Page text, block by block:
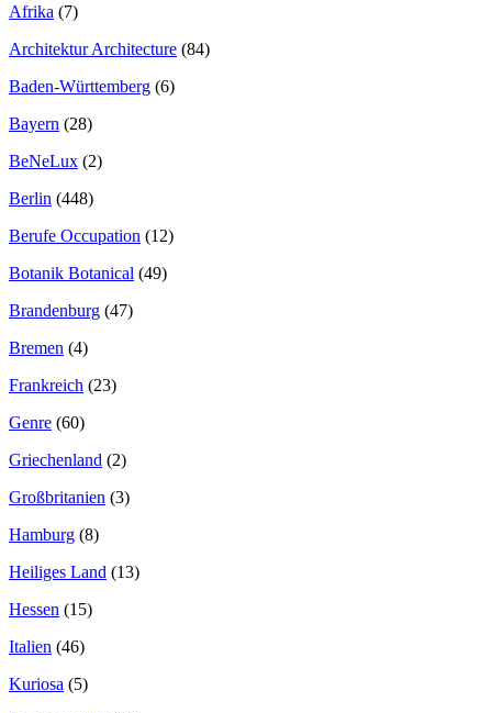
Afrika (7)
Architektur Architecture (84)
Baden-Württemberg (6)
Bayern (28)
BeNeLux (2)
Berlin (448)
Berufe Occupation (12)
Botanik Botanical (49)
Brandenburg (47)
Bremen (4)
Frankreich (23)
Genre (60)
Griechenland (2)
Großbritanien (3)
Hamburg (8)
Heiliges Land (13)
Hessen (15)
Italien (46)
Kuriosa (5)